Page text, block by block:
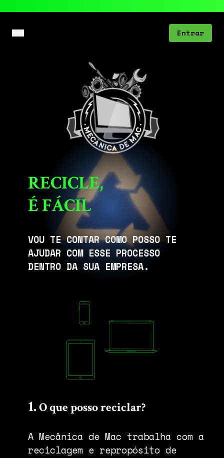
Entrar
RECICLE,
É FÁCIL
VOU TE CONTAR COMO POSSO TE
AJUDAR COM ESSE PROCESSO
DENTRO DA SUA EMPRESA.
1.O que posso reciclar?
A Mecânica de Mac trabalha com a
reciclagem e repropósito de